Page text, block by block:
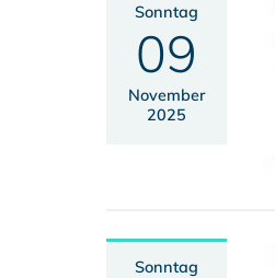
Sonntag
09
November
2025
Sonntag